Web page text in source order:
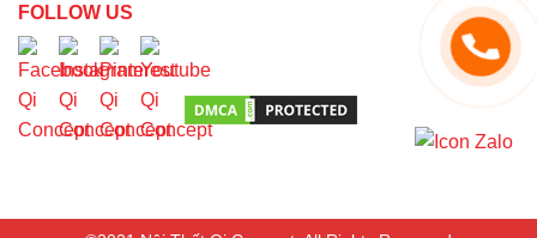
FOLLOW US